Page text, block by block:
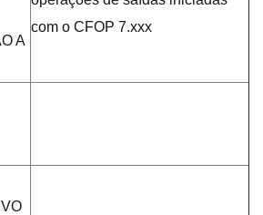
A
com o CFOP 7.xxx